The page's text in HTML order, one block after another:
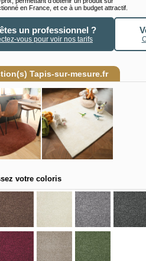
en France, et ce à un budget attractif.
un professionnel ?
vous pour voir nos tarifs
Tapis-sur-mesure.fr
votre coloris